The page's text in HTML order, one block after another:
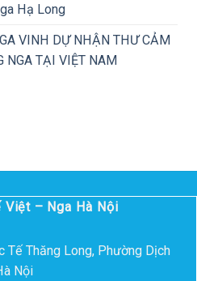
Hạ Long
VINH DỰ NHẬN THƯ CẢM
NGA TẠI VIỆT NAM
Việt – Nga Hà Nội
Tế Thăng Long, Phường Dịch
Nội